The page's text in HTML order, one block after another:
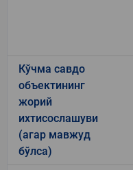
Кўчма савдо
объектининг
жорий
ихтисослашуви
(агар мавжуд
бўлса)